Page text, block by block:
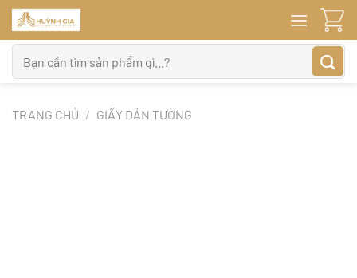
Bỏ
qua
nội
dung
kiếm:
TRANG CHỦ / GIẤY DÁN TƯỜNG